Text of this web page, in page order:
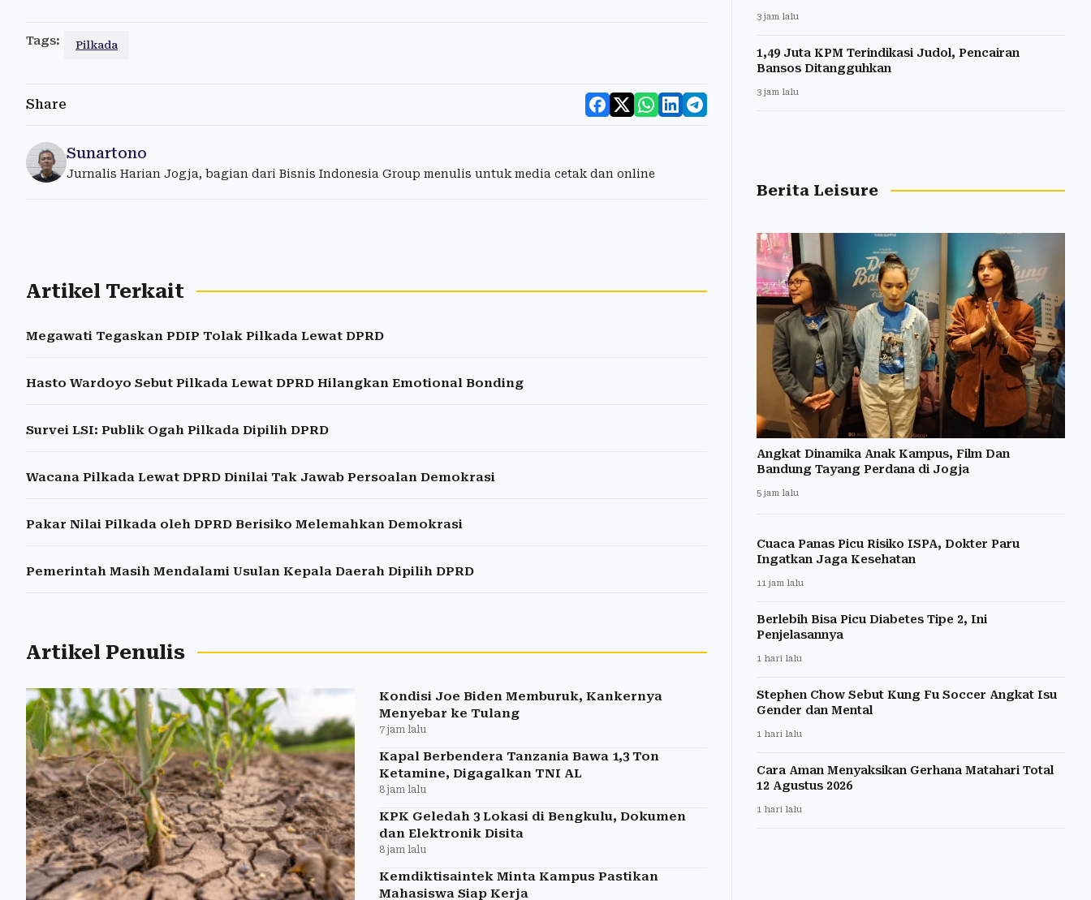
Tags: Pilkada
Share
Sunartono
Jurnalis Harian Jogja, bagian dari Bisnis Indonesia Group menulis untuk media cetak dan online
Artikel Terkait
Megawati Tegaskan PDIP Tolak Pilkada Lewat DPRD
Hasto Wardoyo Sebut Pilkada Lewat DPRD Hilangkan Emotional Bonding
Survei LSI: Publik Ogah Pilkada Dipilih DPRD
Wacana Pilkada Lewat DPRD Dinilai Tak Jawab Persoalan Demokrasi
Pakar Nilai Pilkada oleh DPRD Berisiko Melemahkan Demokrasi
Pemerintah Masih Mendalami Usulan Kepala Daerah Dipilih DPRD
Artikel Penulis
Kondisi Joe Biden Memburuk, Kankernya
Menyebar ke Tulang
7 jam lalu
Kapal Berbendera Tanzania Bawa 1,3 Ton
Ketamine, Digagalkan TNI AL
8 jam lalu
KPK Geledah 3 Lokasi di Bengkulu, Dokumen
dan Elektronik Disita
8 jam lalu
Kemdiktisaintek Minta Kampus Pastikan
Mahasiswa Siap Kerja
3 jam lalu
1,49 Juta KPM Terindikasi Judol, Pencairan
Bansos Ditangguhkan
3 jam lalu
Berita Leisure
Angkat Dinamika Anak Kampus, Film Dan
Bandung Tayang Perdana di Jogja
5 jam lalu
Cuaca Panas Picu Risiko ISPA, Dokter Paru
Ingatkan Jaga Kesehatan
11 jam lalu
Berlebih Bisa Picu Diabetes Tipe 2, Ini
Penjelasannya
1 hari lalu
Stephen Chow Sebut Kung Fu Soccer Angkat Isu
Gender dan Mental
1 hari lalu
Cara Aman Menyaksikan Gerhana Matahari Total
12 Agustus 2026
1 hari lalu